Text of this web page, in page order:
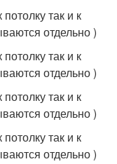
так и к
отдельно )
так и к
отдельно )
так и к
отдельно )
так и к
отдельно )